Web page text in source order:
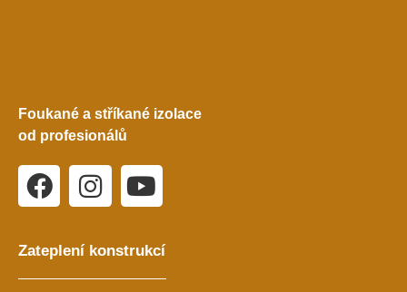
Foukané a stříkané izolace
od profesionálů
Zateplení konstrukcí